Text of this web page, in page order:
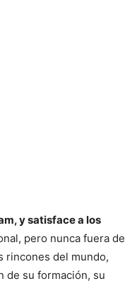
y satisface a los
pero nunca fuera de
rincones del mundo,
de su formación, su